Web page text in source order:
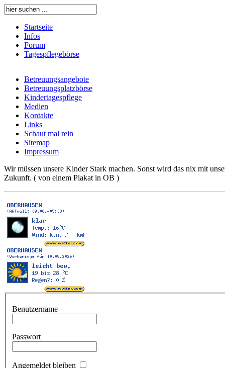
Startseite
Infos
Forum
Tagespflegebörse
Betreuungsangebote
Betreuungsplatzbörse
Kindertagespflege
Medien
Kontakte
Links
Schaut mal rein
Sitemap
Impressum
Wir müssen unsere Kinder Stark machen. Sonst wird das nix mit
Zukunft. ( von einem Plakat in OB )
Benutzername
Passwort
Angemeldet bleiben